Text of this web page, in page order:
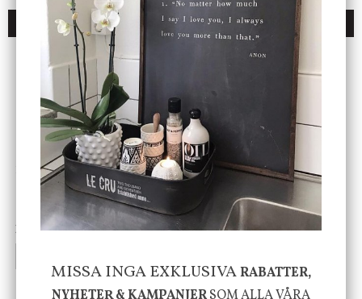
DU KANSKE OCKSÅ ÄR INTRESSERAD AV
ENDAST 1 ST KVAR I LAGER
DBKD
Cloudy kruka mini, vit
199 kr
Star Trading
Bordslampa Mushroom
vit, Utomhus
499 kr
MISSA INGA EXKLUSIVARABATTER,